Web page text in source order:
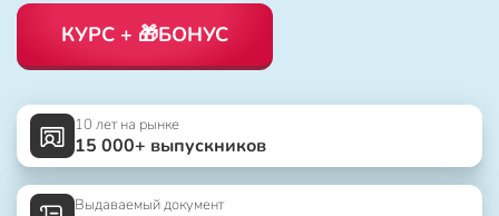
КУРС + 🎁БОНУС
10 лет на рынке
15 000+ выпускников
Выдаваемый документ